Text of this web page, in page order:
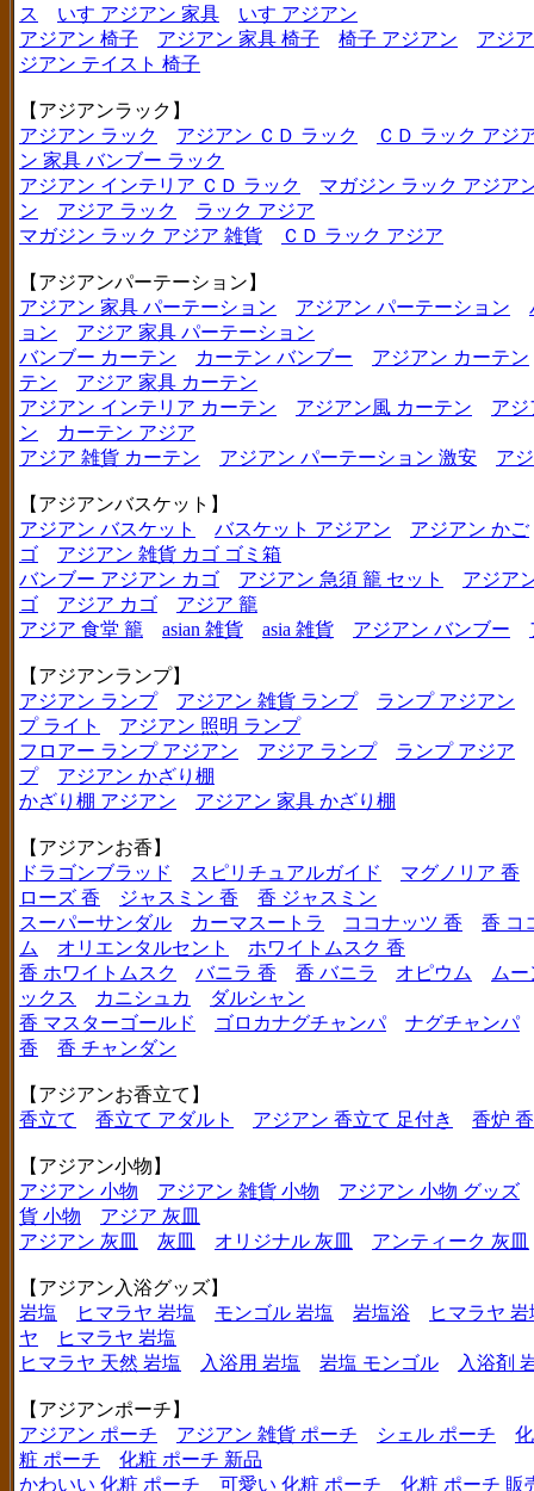
ス
いす アジアン 家具
いす アジアン
アジアン 椅子
アジアン 家具 椅子 椅子 アジアン
アジ
ジアン テイスト 椅子
【アジアンラック】
アジアン ラック
アジアン ＣＤ ラック
ＣＤ ラック アジ
ン 家具 バンブー ラック
アジアン インテリア ＣＤ ラック
マガジン ラック アジア
ン
アジア ラック
ラック アジア
マガジン ラック アジア 雑貨
ＣＤ ラック アジア
【アジアンパーテーション】
アジアン 家具 パーテーション
アジアン パーテーション
ョン
アジア 家具 パーテーション
バンブー カーテン
カーテン バンブー
アジアン カーテン
テン
アジア 家具 カーテン
アジアン インテリア カーテン
アジアン風 カーテン
アジ
ン
カーテン アジア
アジア 雑貨 カーテン
アジアン パーテーション 激安 ア
【アジアンバスケット】
アジアン バスケット
バスケット アジアン
アジアン かご
ゴ
アジアン 雑貨 カゴ ゴミ箱
バンブー アジアン カゴ
アジアン 急須 籠 セット
アジア
ゴ
アジア カゴ
アジア 籠
アジア 食堂 籠
asian 雑貨 asia 雑貨 アジアン バンブー
【アジアンランプ】
アジアン ランプ
アジアン 雑貨 ランプ
ランプ アジアン
プ ライト
アジアン 照明 ランプ
フロアー ランプ アジアン
アジア ランプ
ランプ アジア
プ
アジアン かざり棚
かざり棚 アジアン
アジアン 家具 かざり棚
【アジアンお香】
ドラゴンブラッド
スピリチュアルガイド
マグノリア 香
ローズ 香
ジャスミン 香
香 ジャスミン
スーパーサンダル
カーマスートラ ココナッツ 香
香 コ
ム
オリエンタルセント
ホワイトムスク 香
香 ホワイトムスク
バニラ 香 香 バニラ オピウム
ムー
ックス
カニシュカ
ダルシャン
香 マスターゴールド
ゴロカナグチャンパ
ナグチャンパ
香
香 チャンダン
【アジアンお香立て】
香立て
香立て アダルト アジアン 香立て 足付き 香炉
【アジアン小物】
アジアン 小物
アジアン 雑貨 小物
アジアン 小物 グッズ
貨 小物
アジア 灰皿
アジアン 灰皿
灰皿 オリジナル 灰皿 アンティーク 灰皿
【アジアン入浴グッズ】
岩塩
ヒマラヤ 岩塩 モンゴル 岩塩 岩塩浴
ヒマラヤ
ヤ
ヒマラヤ 岩塩
ヒマラヤ 天然 岩塩
入浴用 岩塩 岩塩 モンゴル 入浴剤
【アジアンポーチ】
アジアン ポーチ
アジアン 雑貨 ポーチ シェル ポーチ
粧 ポーチ
化粧 ポーチ 新品
かわいい 化粧 ポーチ
可愛い 化粧 ポーチ 化粧 ポーチ 販